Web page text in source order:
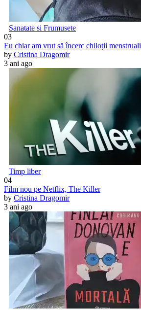
Sanatate si Frumusete
03
Eu chiar am vrut să încerc chiloții
by Cristina Dragomir
3 ani ago
Timp liber
04
Film nou pe Netflix, The Killer
by Cristina Dragomir
3 ani ago